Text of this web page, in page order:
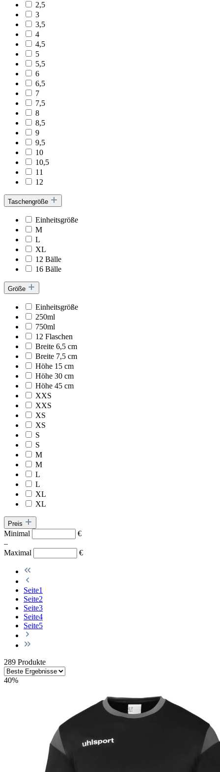
2,5
3
3,5
4
4,5
5
5,5
6
6,5
7
7,5
8
8,5
9
9,5
10
10,5
11
12
Taschengröße
Einheitsgröße
M
L
XL
12 Bälle
16 Bälle
Größe
Einheitsgröße
250ml
750ml
12 Flaschen
Breite 6,5 cm
Breite 7,5 cm
Höhe 15 cm
Höhe 30 cm
Höhe 45 cm
XXS
XXS
XS
XS
S
S
M
M
L
L
XL
XL
Preis
Minimal
€
–
Maximal
€
Seite1
Seite2
Seite3
Seite4
Seite5
289 Produkte
40%